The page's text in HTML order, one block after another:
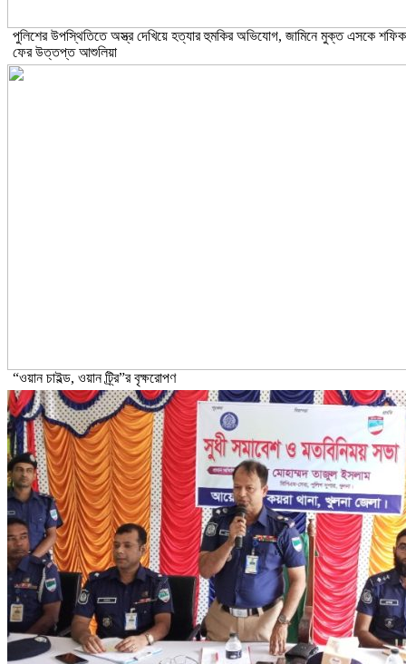
পুলিশের উপস্থিতিতে অস্ত্র দেখিয়ে হত্যার হুমকির অভিযোগ, জামিনে মুক্ত এসকে
ফের উত্তপ্ত আশুলিয়া
“ওয়ান চাইল্ড, ওয়ান ট্র্রি”র বৃক্ষরোপণ